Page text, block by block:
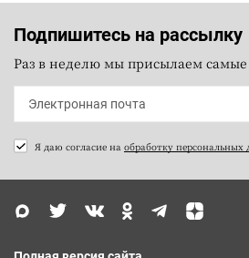
Подпишитесь на рассылку
Раз в неделю мы присылаем
Я даю согласие на обработку персональных